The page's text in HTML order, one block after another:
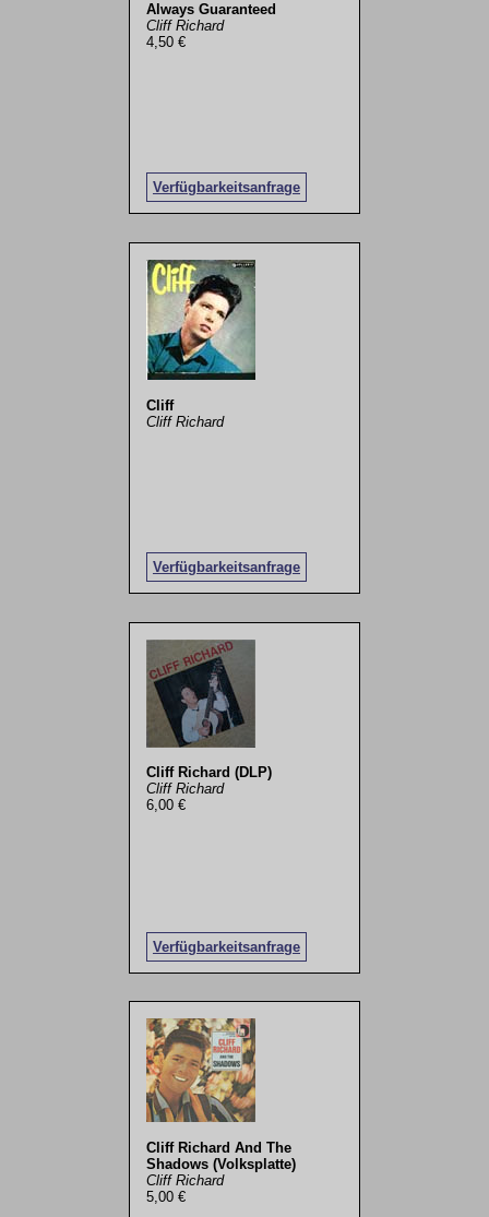
Always Guaranteed
Cliff Richard
4,50 €
Verfügbarkeitsanfrage
Cliff
Cliff Richard
Verfügbarkeitsanfrage
Cliff Richard (DLP)
Cliff Richard
6,00 €
Verfügbarkeitsanfrage
Cliff Richard And The
Shadows (Volksplatte)
Cliff Richard
5,00 €